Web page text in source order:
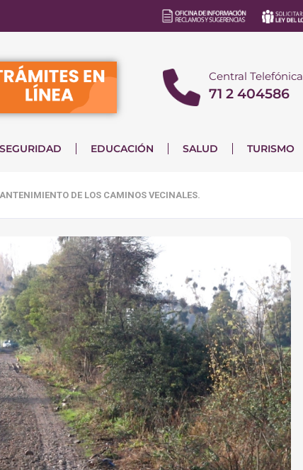
Central Telefónica
71 2 404586
SEGURIDAD EDUCACIÓN SALUD TURISMO
DE LOS CAMINOS VECINALES.